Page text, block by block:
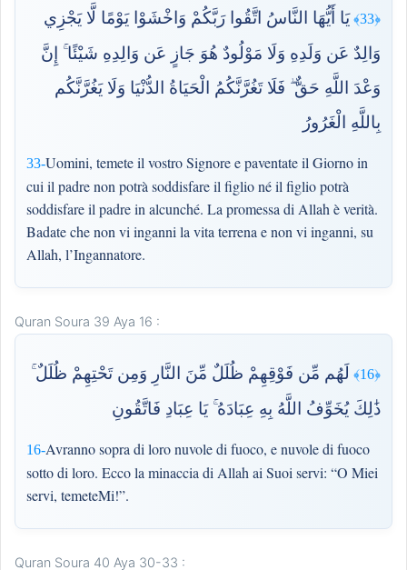
﴿33﴾
يَا أَيُّهَا النَّاسُ اتَّقُوا رَبَّكُمْ وَاخْشَوْا يَوْمًا لَّا يَجْزِي
وَالِدٌ عَن وَلَدِهِ وَلَا مَوْلُودٌ هُوَ جَازٍ عَن وَالِدِهِ شَيْئًا ۚ إِنَّ
وَعْدَ اللَّهِ حَقٌّ ۖ فَلَا تَغُرَّنَّكُمُ الْحَيَاةُ الدُّنْيَا وَلَا يَغُرَّنَّكُم
بِاللَّهِ الْغَرُورُ
33-Uomini, temete il vostro Signore e paventate il Giorno in
cui il padre non potrà soddisfare il figlio né il figlio potrà
soddisfare il padre in alcunché. La promessa di Allah è verità.
Badate che non vi inganni la vita terrena e non vi inganni, su
Allah, l’Ingannatore.
Quran Soura 39 Aya 16 :
﴿16﴾
لَهُم مِّن فَوْقِهِمْ ظُلَلٌ مِّنَ النَّارِ وَمِن تَحْتِهِمْ ظُلَلٌ ۚ
ذَٰلِكَ يُخَوِّفُ اللَّهُ بِهِ عِبَادَهُ ۚ يَا عِبَادِ فَاتَّقُونِ
16-Avranno sopra di loro nuvole di fuoco, e nuvole di fuoco
sotto di loro. Ecco la minaccia di Allah ai Suoi servi: “O Miei
servi, temeteMi!”.
Quran Soura 40 Aya 30-33 :